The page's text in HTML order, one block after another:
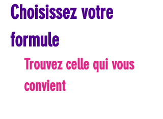
Choisissez votre
formule
Trouvez celle qui vous
convient